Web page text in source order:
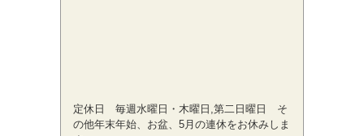
定休日 毎週水曜日・木曜日,第二日曜日 そ
の他年末年始、お盆、5月の連休をお休みしま